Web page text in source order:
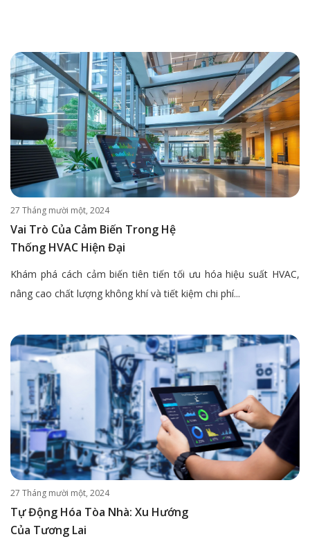
27 Tháng mười một, 2024
Vai Trò Của Cảm Biến Trong Hệ
Thống HVAC Hiện Đại
Khám phá cách cảm biến tiên tiến tối ưu hóa hiệu suất HVAC,
nâng cao chất lượng không khí và tiết kiệm chi phí...
27 Tháng mười một, 2024
Tự Động Hóa Tòa Nhà: Xu Hướng
Của Tương Lai